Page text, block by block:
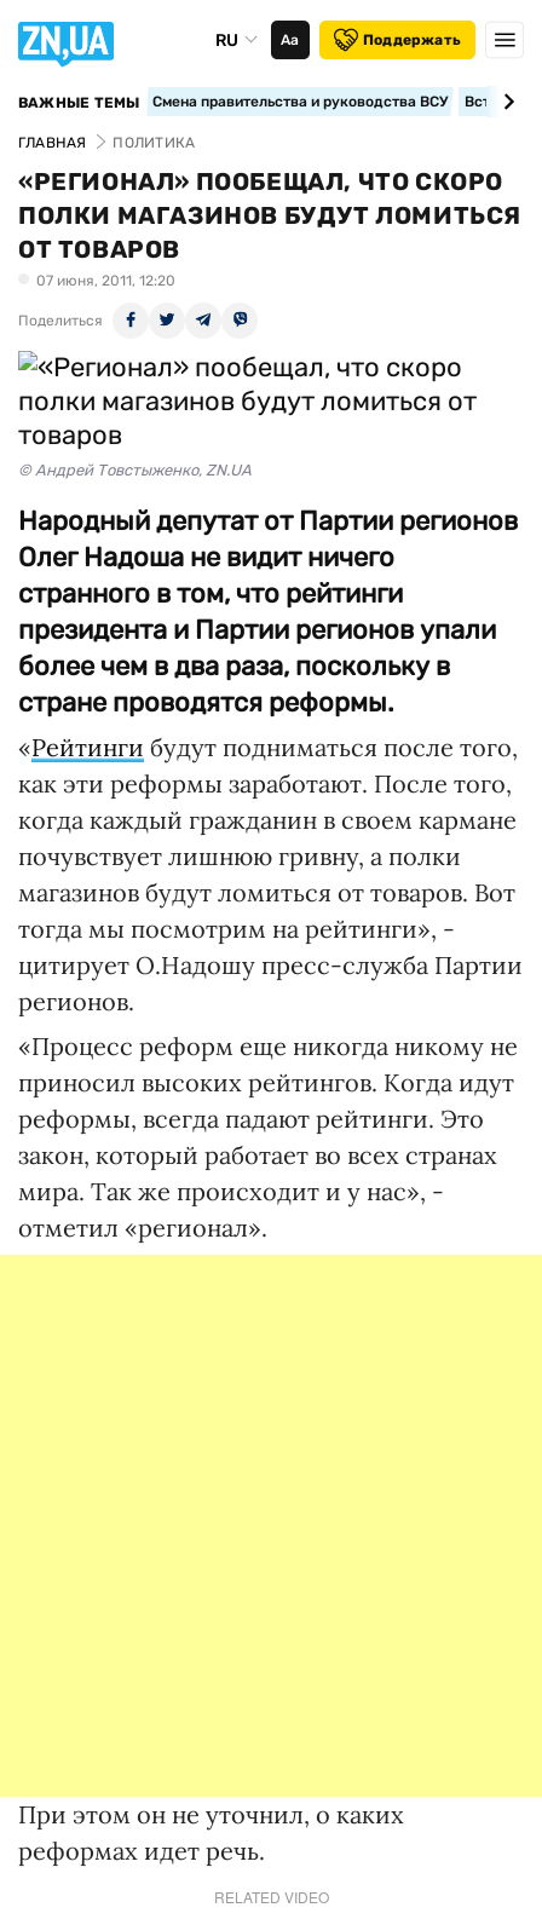
RU Аа Поддержать
ВАЖНЫЕ ТЕМЫ Смена правительства и руководства ВСУ
ГЛАВНАЯ ПОЛИТИКА
«РЕГИОНАЛ» ПООБЕЩАЛ, ЧТО СКОРО
ПОЛКИ МАГАЗИНОВ БУДУТ ЛОМИТЬСЯ
ОТ ТОВАРОВ
07 июня, 2011, 12:20
Поделиться
© Андрей Товстыженко, ZN.UA
Народный депутат от Партии регионов
Олег Надоша не видит ничего
странного в том, что рейтинги
президента и Партии регионов упали
более чем в два раза, поскольку в
стране проводятся реформы.
«Рейтинги будут подниматься после того,
как эти реформы заработают. После того,
когда каждый гражданин в своем кармане
почувствует лишнюю гривну, а полки
магазинов будут ломиться от товаров. Вот
тогда мы посмотрим на рейтинги», -
цитирует О.Надошу пресс-служба Партии
регионов.
«Процесс реформ еще никогда никому не
приносил высоких рейтингов. Когда идут
реформы, всегда падают рейтинги. Это
закон, который работает во всех странах
мира. Так же происходит и у нас», -
отметил «регионал».
При этом он не уточнил, о каких
реформах идет речь.
RELATED VIDEO